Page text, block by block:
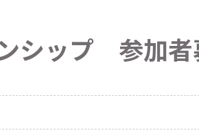
シップ 参加者